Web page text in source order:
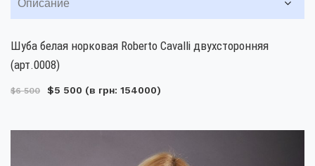
Описание
Шуба белая норковая Roberto Cavalli двухсторонняя
(арт.0008)
$6 500 $5 500 (в грн: 154000)